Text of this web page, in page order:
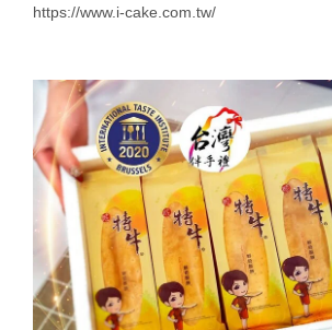
https://www.i-cake.com.tw/